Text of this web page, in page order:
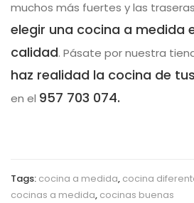
muchos más fuertes y las
elegir una cocina a medida
calidad. Pásate por nuestra
haz realidad la cocina de
en el 957 703 074.
Tags: cocina a medida, cocina
cocinas a medida, cocinas buenas